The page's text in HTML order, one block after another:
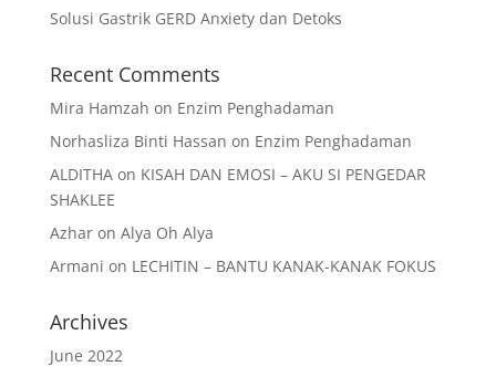
Solusi Gastrik GERD Anxiety dan Detoks
Recent Comments
Mira Hamzah on Enzim Penghadaman
Norhasliza Binti Hassan on Enzim Penghadaman
ALDITHAon KISAH DAN EMOSI – AKU SI PENGEDAR
SHAKLEE
Azharon Alya Oh Alya
Armani on LECHITIN – BANTU KANAK-KANAK FOKUS
Archives
June 2022